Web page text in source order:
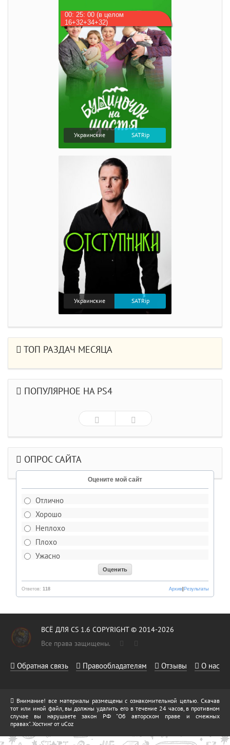
00: 25: 00 (в целом
16+32+34+32)
Украинские SATRip
Украинские SATRip
ТОП РАЗДАЧ МЕСЯЦА
ПОПУЛЯРНОЕ НА PS4
ОПРОС САЙТА
Оцените мой сайт
Отлично
Хорошо
Неплохо
Плохо
Ужасно
Ответов: 118 Результаты
Архив
ВСЁ ДЛЯ CS 1.6 COPYRIGHT © 2014-2026
Все права защищены.
Обратная связь Правообладателям Отзывы О нас
Внимание! все материалы размещены с ознакомительной целью. Скачав
тот или иной файл, вы должны удалить его в течение 24 часов, в противном
случае вы нарушаете закон РФ "Об авторском праве и смежных
правах".Хостинг от uCoz